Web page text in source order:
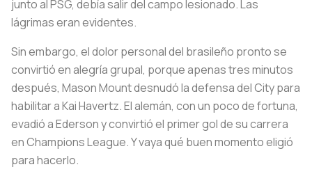
junto al PSG, debía salir del campo lesionado. Las
lágrimas eran evidentes.
Sin embargo, el dolor personal del brasileño pronto se
convirtió en alegría grupal, porque apenas tres minutos
después, Mason Mount desnudó la defensa del City para
habilitar a Kai Havertz. El alemán, con un poco de fortuna,
evadió a Ederson y convirtió el primer gol de su carrera
en Champions League. Y vaya qué buen momento eligió
para hacerlo.